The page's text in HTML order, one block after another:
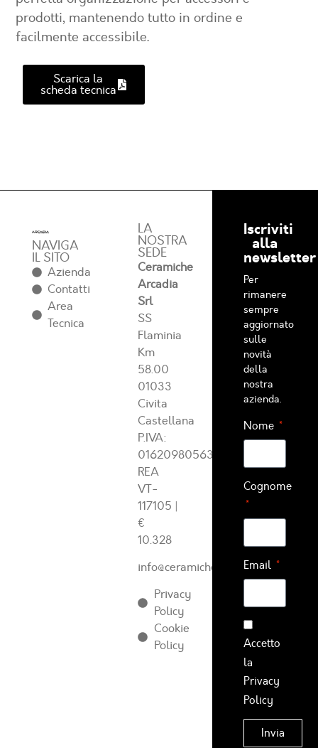
prodotti, mantenendo tutto in ordine e
facilmente accessibile.
Scarica la
scheda tecnica
NAVIGA
IL SITO
Azienda
Contatti
Area
Tecnica
LA
NOSTRA
SEDE
Ceramiche
Arcadia
Srl
SS
Flaminia
Km
58.00
01033
Civita
Castellana
P.IVA:
01620980563
REA
VT-
117105 |
€
10.328
info@ceramichearcadia.com
Privacy
Policy
Cookie
Policy
Iscriviti
alla
newsletter
Per
rimanere
sempre
aggiornato
sulle
novità
della
nostra
azienda.
Nome
Cognome
Email
Accetto
la
Privacy
Policy
Invia